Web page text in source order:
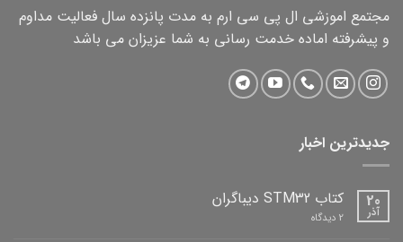
مجتمع اموزشی ال پی سی ارم به مدت پانزده سال فعالیت مداوم
و پیشرفته اماده خدمت رسانی به شما عزیزان می باشد
جدیدترین اخبار
20
آذر
کتاب STM32 دیباگران
2 دیدگاه برای